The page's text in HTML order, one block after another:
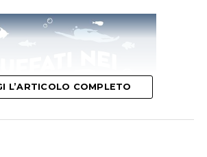
L’ARTICOLO COMPLETO